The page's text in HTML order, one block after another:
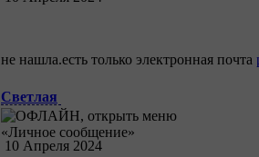
не нашла.есть только электронная почта
Светлая
10 Апреля 2024